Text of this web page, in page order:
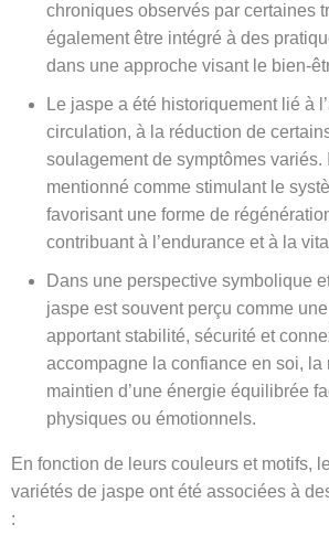
chroniques observés par certaines
également être intégré à des
dans une approche visant le bien-
Le jaspe a été historiquement lié à
circulation, à la réduction de
soulagement de symptômes variés.
mentionné comme stimulant le
favorisant une forme de
contribuant à l’endurance et à la
Dans une perspective symbolique
jaspe est souvent perçu comme
apportant stabilité, sécurité et
accompagne la confiance en soi, la
maintien d’une énergie équilibrée
physiques ou émotionnels.
En fonction de leurs couleurs et motifs,
variétés de jaspe ont été associées à
: